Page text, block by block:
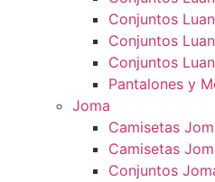
Conjuntos
Conjuntos
Conjuntos
Pantalones y
Joma
Camisetas
Camisetas
Conjuntos